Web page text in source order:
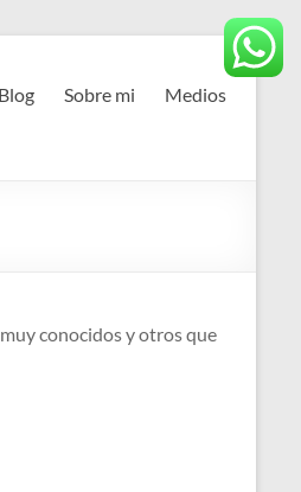
Blog Sobre mi Medios
conocidos y otros que